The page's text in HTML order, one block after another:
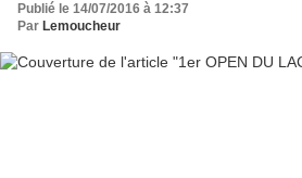
Publié le 14/07/2016 à 12:37
Par Lemoucheur